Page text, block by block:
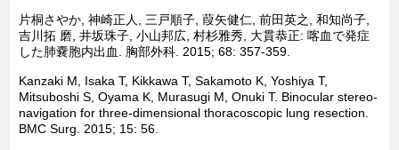
片桐さやか, 神崎正人, 三戸順子, 葭矢健仁, 前田英之, 和知尚子,
吉川拓 磨, 井坂珠子, 小山邦広, 村杉雅秀, 大貫恭正: 喀血で発症
した肺嚢胞内出血. 胸部外科. 2015; 68: 357-359.
Kanzaki M, Isaka T, Kikkawa T, Sakamoto K, Yoshiya T,
Mitsuboshi S, Oyama K, Murasugi M, Onuki T. Binocular stereo-
navigation for three-dimensional thoracoscopic lung resection.
BMC Surg. 2015; 15: 56.